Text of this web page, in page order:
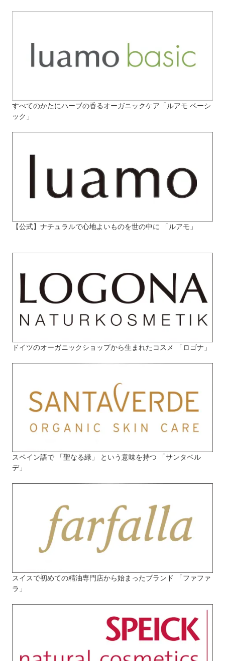
すべてのかたにハーブの香るオーガニックケア「ルアモ ベーシ
ック」
【公式】ナチュラルで心地よいものを世の中に 「ルアモ」
ドイツのオーガニックショップから生まれたコスメ 「ロゴナ」
スペイン語で 「聖なる緑」 という意味を持つ 「サンタベル
デ」
スイスで初めての精油専門店から始まったブランド 「ファファ
ラ」